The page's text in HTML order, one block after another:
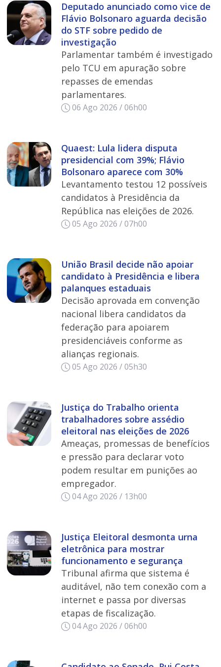
Deputado anunciado como vice de
Flávio Bolsonaro aguarda decisão
do STF sobre pedido de
investigação
Parlamentar também é investigado
pelo TCU em apuração sobre
repasses de emendas
parlamentares.
06 Ago 2026 / 06h00
Quaest: Lula lidera disputa
presidencial com 39%; Flávio
Bolsonaro aparece com 30%
Levantamento testou 12 possíveis
candidatos à Presidência da
República nas eleições de 2026.
05 Ago 2026 / 07h00
União Brasil decide não apoiar
candidato à Presidência e libera
palanques estaduais
Decisão aprovada em convenção
nacional libera candidatos da
federação para apoiarem
presidenciáveis conforme as
alianças regionais.
05 Ago 2026 / 05h30
Justiça do Trabalho orienta
trabalhadores sobre assédio
eleitoral nas eleições de 2026
Ameaças, promessas de benefícios
e pressão para declarar voto
podem resultar em punições ao
empregador.
04 Ago 2026 / 13h00
Justiça Eleitoral desmonta urna
eletrônica para mostrar
funcionamento e segurança
Tribunal afirma que sistema é
auditável, não tem conexão com a
internet e passa por diversas
etapas de fiscalização.
04 Ago 2026 / 06h00